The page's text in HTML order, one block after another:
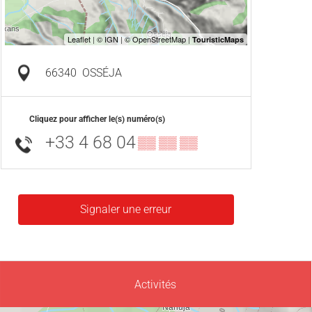
66340 OSSÉJA
Cliquez pour afficher le(s) numéro(s)
+33 4 68 04▒▒ ▒▒ ▒▒
Signaler une erreur
Activités